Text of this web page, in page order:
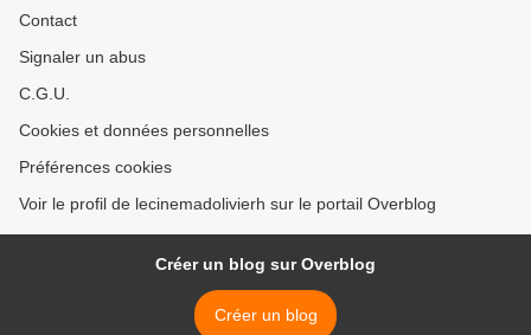
Contact
Signaler un abus
C.G.U.
Cookies et données personnelles
Préférences cookies
Voir le profil de lecinemadolivierh sur le portail Overblog
Créer un blog sur Overblog
Créer un blog